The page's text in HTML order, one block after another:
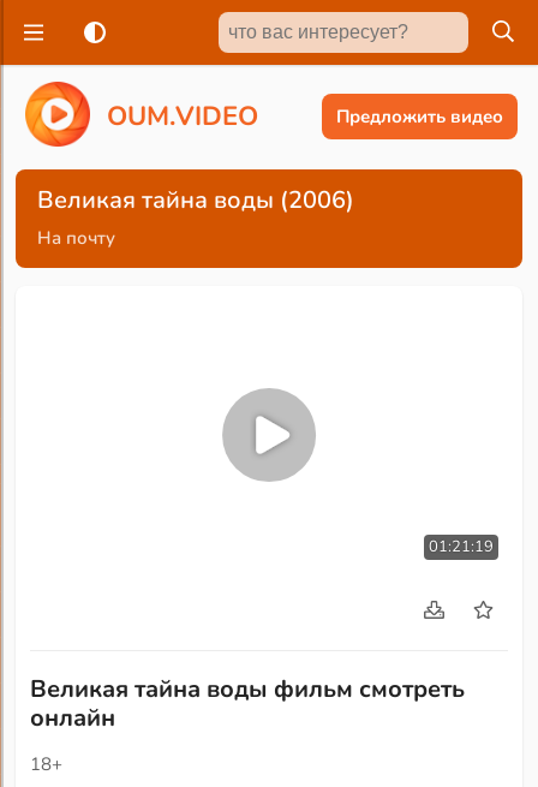
OUM.VIDEO Предложить видео
Великая тайна воды (2006)
На почту
01:21:19
Великая тайна воды фильм смотреть
онлайн
18+